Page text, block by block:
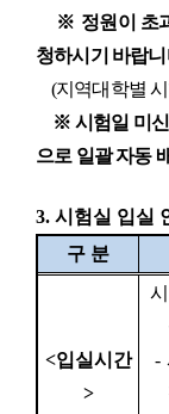
※ 정원이 초
청하시기 바랍
(지역대학별
※ 시험일 미
으로 일괄 자동
3. 시험실 입실
구 분
<입실시간
>
-